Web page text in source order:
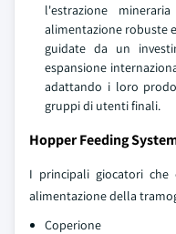
l'estrazione
alimentazione robuste
guidate da un
espansione
adattando i loro
gruppi di utenti finali.
Hopper Feeding
I principali giocatori
alimentazione della
Coperione